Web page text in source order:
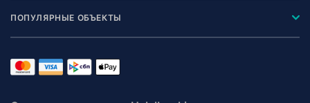
ПОПУЛЯРНЫЕ ОБЪЕКТЫ